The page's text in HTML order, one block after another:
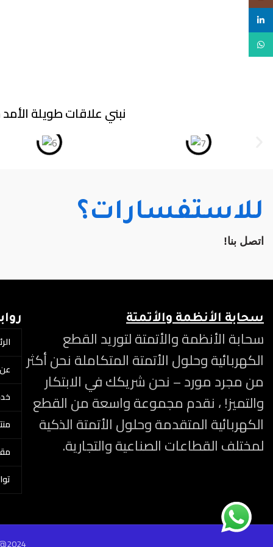
نبني علاقات طويلة
للاستفسارات؟
اتصل بنا!
سحابة الأنظمة والأتمتة
سحابة الأنظمة والأتمتة لتوريد القطع
الكهربائية وحلول الأتمتة المتكاملة نحن أكثر
من مجرد مورد – نحن شريكك في الابتكار
والتميز! ، نقدم مجموعة واسعة من القطع
الكهربائية المتقدمة وحلول الأتمتة الذكية
لمختلف القطاعات الصناعية والتجارية.
2024